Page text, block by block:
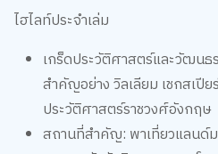
เกร็ดประวัติศาสตร์และวัฒนธร
ประวัติศาสตร์ราชวงศ์อังกฤษ
สถานที่สำคัญ: พาเที่ยวแลนด์ม
พระราชวังบัคกิงแฮม และสโตน
เทคนิคเที่ยวแบบตึ๋งหนืด: สอน